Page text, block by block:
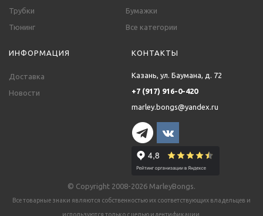
Трубки
Бумажки
Тюнинг
Все категории
ИНФОРМАЦИЯ
Доставка
Новости
КОНТАКТЫ
Казань, ул. Баумана, д. 72
+7 (917) 916-0-420
marley.bongs@yandex.ru
© Copyright 2008-2026 MarleyBongs.
Все товарные знаки являются собственностью их соответствующих владельцев и
используются только с целью идентификации.